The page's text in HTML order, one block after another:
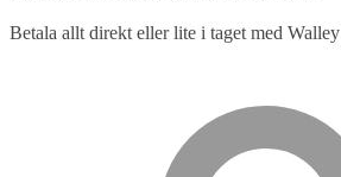
Betala allt direkt eller lite i taget med Walley